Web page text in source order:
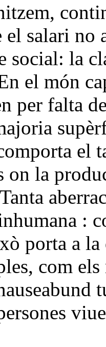
el salari
social: la
el món
per falta
el
on la
:
porta a
com